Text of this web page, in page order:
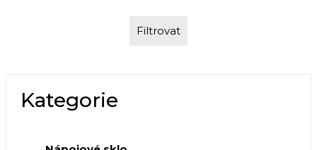
Filtrovat
Kategorie